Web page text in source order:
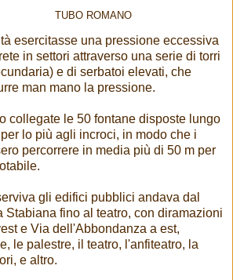
TUBO ROMANO
esercitasse una pressione eccessiva
in settori attraverso una serie di torri
e di serbatoi elevati, che
man mano la pressione.
collegate le 50 fontane disposte lungo
lo più agli incroci, in modo che і
percorrere in media più di 50 m per
gli edifici pubblici andava dal
Stabiana fino al teatro, con diramazioni
e Via dell'Abbondanza a est,
le palestre, il teatro, l'anfiteatro, la
e altro.